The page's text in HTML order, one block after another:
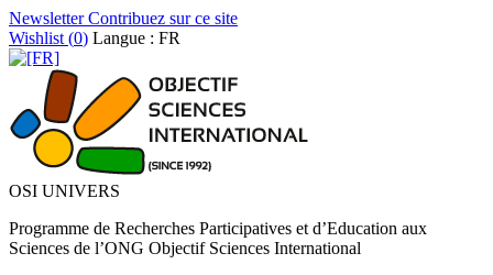
NewsletterContribuez sur ce site
Wishlist (0) Langue : FR
OSI UNIVERS
Programme de Recherches Participatives et d’Education aux
Sciences de l’ONG Objectif Sciences International